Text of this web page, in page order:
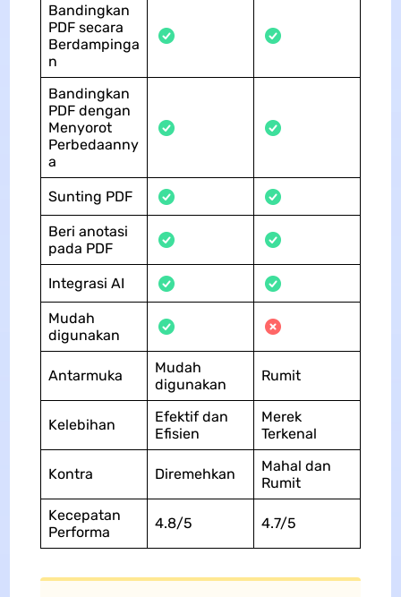
Bandingkan
PDF secara
Berdampinga
n
Bandingkan
PDF dengan
Menyorot
Perbedaanny
a
Sunting PDF
Beri anotasi
pada PDF
Integrasi AI
Mudah
digunakan
Antarmuka
Mudah
digunakan
Rumit
Kelebihan
Efektif dan
Efisien
Merek
Terkenal
Kontra Diremehkan
Mahal dan
Rumit
Kecepatan
Performa
4.8/5 4.7/5